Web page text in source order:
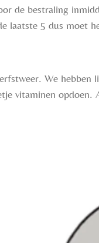
de bestraling
laatste 5 dus moet
We hebben
vitaminen opdoen.